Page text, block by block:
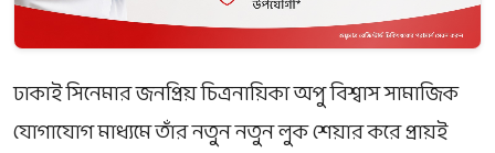
ঢাকাই সিনেমার জনপ্রিয় চিত্রনায়িকা অপু বিশ্বাস সামাজিক
যোগাযোগ মাধ্যমে তাঁর নতুন নতুন লুক শেয়ার করে প্রায়ই